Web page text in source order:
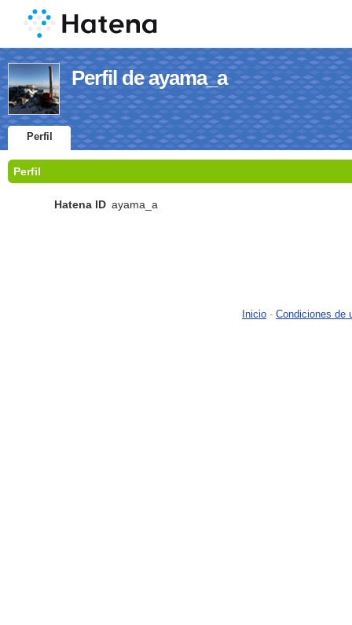
Perfil de ayama_a
Perfil
Perfil
Hatena ID ayama_a
Inicio - Condiciones de